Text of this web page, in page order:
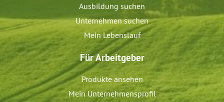
Ausbildung suchen
Unternehmen suchen
Mein Lebenslauf
Für Arbeitgeber
Produkte ansehen
Mein Unternehmensprofil